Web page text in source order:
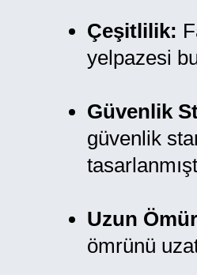
Çeşitlilik:
yelpazesi
Güvenlik
güvenlik
Uzun
ömrünü